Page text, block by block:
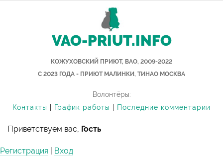
VAO-PRIUT.INFO
КОЖУХОВСКИЙ ПРИЮТ, ВАО, 2009-2022
С 2023 ГОДА - ПРИЮТ МАЛИНКИ, ТИНАО МОСКВА
Волонтёры:
Контакты
График работы Последние комментарии
Приветствуем вас, Гость
Регистрация Вход